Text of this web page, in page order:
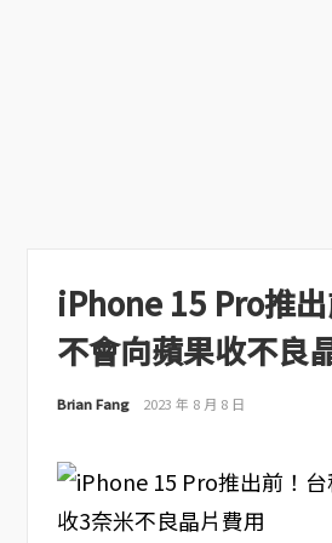
iPhone 15 Pro推
不會向蘋果收不良
Brian Fang 2023 年 8 月 8 日